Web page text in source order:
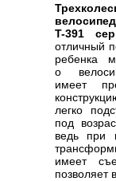
T-391
отличный
ребенка
о
имеет
легко
под
ведь при
имеет
позволяет